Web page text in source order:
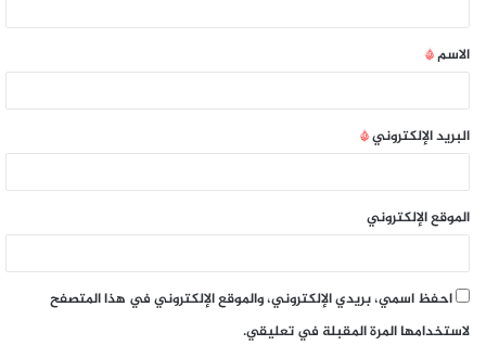
الاسم*
البريد الإلكتروني*
الموقع الإلكتروني
احفظ اسمي، بريدي الإلكتروني، والموقع الإلكتروني في هذا المتصفح
لاستخدامها المرة المقبلة في تعليقي.